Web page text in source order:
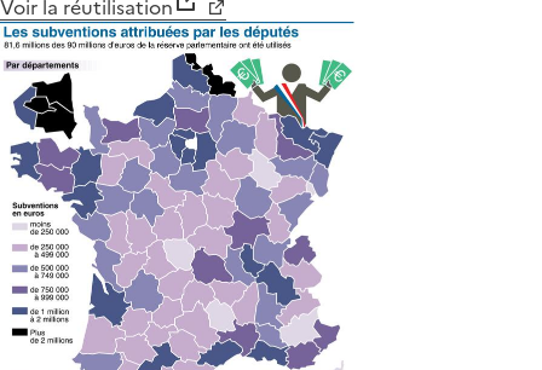
Voir la réutilisation